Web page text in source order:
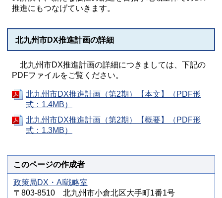
推進にもつなげていきます。
北九州市DX推進計画の詳細
北九州市DX推進計画の詳細につきましては、下記の
PDFファイルをご覧ください。
北九州市DX推進計画（第2期）【本文】（PDF形
式：1.4MB）
北九州市DX推進計画（第2期）【概要】（PDF形
式：1.3MB）
このページの作成者
政策局DX・AI戦略室
〒803-8510 北九州市小倉北区大手町1番1号